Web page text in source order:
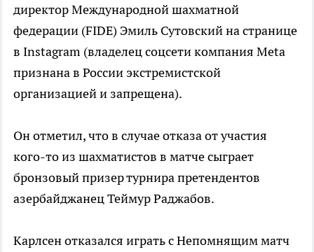
директор Международной шахматной
федерации (FIDE) Эмиль Сутовский на странице
в Instagram (владелец соцсети компания Metа
признана в России экстремистской
организацией и запрещена).
Он отметил, что в случае отказа от участия
кого-то из шахматистов в матче сыграет
бронзовый призер турнира претендентов
азербайджанец Теймур Раджабов.
Карлсен отказался играть с Непомнящим матч